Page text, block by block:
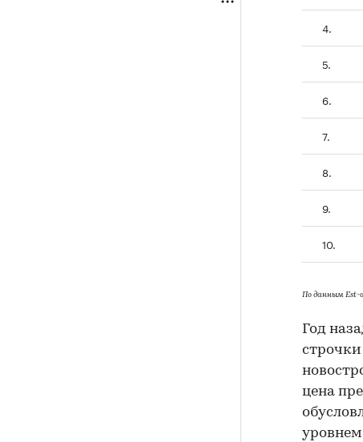
4.
5.
6.
7.
8.
9.
10.
По данным Est-
Год
цена